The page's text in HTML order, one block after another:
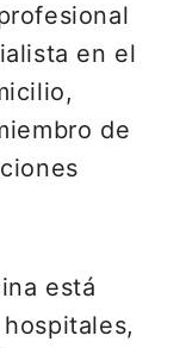
en el
de
está